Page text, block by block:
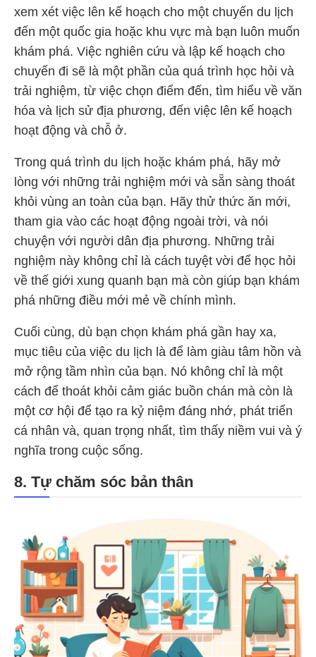
xem xét việc lên kế hoạch cho một chuyến du lịch
đến một quốc gia hoặc khu vực mà bạn luôn muốn
khám phá. Việc nghiên cứu và lập kế hoạch cho
chuyến đi sẽ là một phần của quá trình học hỏi và
trải nghiệm, từ việc chọn điểm đến, tìm hiểu về văn
hóa và lịch sử địa phương, đến việc lên kế hoạch
hoạt động và chỗ ở.
Trong quá trình du lịch hoặc khám phá, hãy mở
lòng với những trải nghiệm mới và sẵn sàng thoát
khỏi vùng an toàn của bạn. Hãy thử thức ăn mới,
tham gia vào các hoạt động ngoài trời, và nói
chuyện với người dân địa phương. Những trải
nghiệm này không chỉ là cách tuyệt vời để học hỏi
về thế giới xung quanh bạn mà còn giúp bạn khám
phá những điều mới mẻ về chính mình.
Cuối cùng, dù bạn chọn khám phá gần hay xa,
mục tiêu của việc du lịch là để làm giàu tâm hồn và
mở rộng tầm nhìn của bạn. Nó không chỉ là một
cách để thoát khỏi cảm giác buồn chán mà còn là
một cơ hội để tạo ra kỷ niệm đáng nhớ, phát triển
cá nhân và, quan trọng nhất, tìm thấy niềm vui và ý
nghĩa trong cuộc sống.
8. Tự chăm sóc bản thân